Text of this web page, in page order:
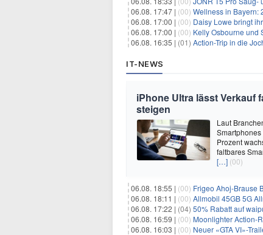
06.08. 17:47 | (00) Wellness in Bayern: 2
06.08. 17:00 | (00) Daisy Lowe bringt
06.08. 17:00 | (00) Kelly Osbourne und
06.08. 16:35 | (01) Action-Trip in die
IT-NEWS
iPhone Ultra lässt Verkauf
steigen
Laut
Prozent
faltbares
[…] (00)
06.08. 18:55 | (00) Frigeo Ahoj-Brause
06.08. 18:11 | (00) Allmobil 45GB 5G
06.08. 17:22 | (04) 50% Rabatt auf
06.08. 16:59 | (00) Moonlighter Action-
06.08. 16:03 | (00) Neuer «GTA VI»-